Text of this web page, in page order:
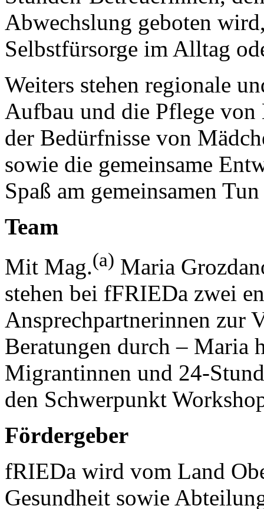
Abwechslung geboten
Selbstfürsorge im Alltag
Weiters stehen regionale
Aufbau und die Pflege von
der Bedürfnisse von
sowie die gemeinsame
Spaß am gemeinsamen
Team
Mit Mag.(a) Maria
stehen bei fFRIEDa zwei
Ansprechpartnerinnen zur
Beratungen durch – Maria
Migrantinnen und 24-
den Schwerpunkt
Fördergeber
fRIEDa wird vom Land
Gesundheit sowie